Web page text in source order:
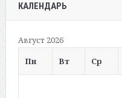
КАЛЕНДАРЬ
Август 2026
Пн
Вт Ср